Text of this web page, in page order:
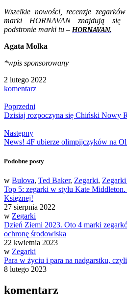
Wszelkie nowości, recenzje
marki HORNAVAN znajdują się
podstronie marki tu – HORNAVAN.
Agata Molka
*wpis sponsorowany
2 lutego 2022
komentarz
Poprzedni
Dzisiaj rozpoczyna się Chiński Nowy
Następny
News! 4F ubierze olimpijczyków na
Podobne posty
w Bulova, Ted Baker, Zegarki,
Top 5: zegarki w stylu Kate
Księżnej!
27 sierpnia 2022
w Zegarki
Dzień Ziemi 2023. Oto 4 marki
ochronę środowiska
22 kwietnia 2023
w Zegarki
Para w życiu i para na nadgarstku,
8 lutego 2023
komentarz